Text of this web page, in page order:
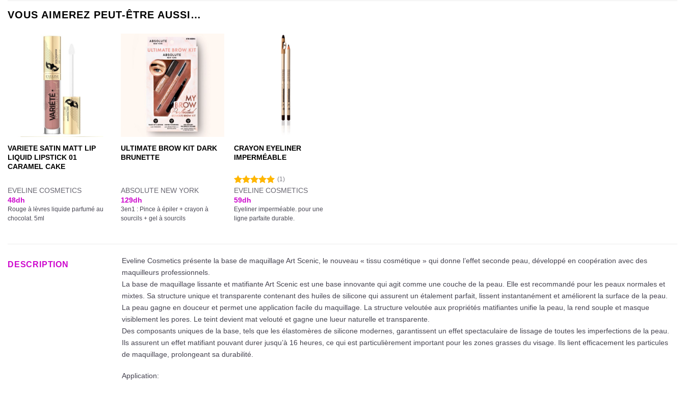
VOUS AIMEREZ PEUT-ÊTRE AUSSI…
VARIETE SATIN MATT LIP
LIQUID LIPSTICK 01
CARAMEL CAKE
EVELINE COSMETICS
48dh
Rouge à lèvres liquide parfumé au
chocolat. 5ml
ULTIMATE BROW KIT DARK
BRUNETTE
ABSOLUTE NEW YORK
129dh
3en1 : Pince à épiler + crayon à
sourcils + gel à sourcils
CRAYON EYELINER
IMPERMÉABLE
Note5.00
sur 5
(1)
EVELINE COSMETICS
59dh
Eyeliner imperméable. pour une
ligne parfaite durable.
DESCRIPTION
Eveline Cosmetics présente la base de maquillage Art Scenic, le nouveau « tissu cosmétique » qui donne l’effet seconde peau, développé en coopération avec des
maquilleurs professionnels.
La base de maquillage lissante et matifiante Art Scenic est une base innovante qui agit comme une couche de la peau. Elle est recommandé pour les peaux normales et
mixtes. Sa structure unique et transparente contenant des huiles de silicone qui assurent un étalement parfait, lissent instantanément et améliorent la surface de la peau.
La peau gagne en douceur et permet une application facile du maquillage. La structure veloutée aux propriétés matifiantes unifie la peau, la rend souple et masque
visiblement les pores. Le teint devient mat velouté et gagne une lueur naturelle et transparente.
Des composants uniques de la base, tels que les élastomères de silicone modernes, garantissent un effet spectaculaire de lissage de toutes les imperfections de la peau.
Ils assurent un effet matifiant pouvant durer jusqu’à 16 heures, ce qui est particulièrement important pour les zones grasses du visage. Ils lient efficacement les particules
de maquillage, prolongeant sa durabilité.
Application: